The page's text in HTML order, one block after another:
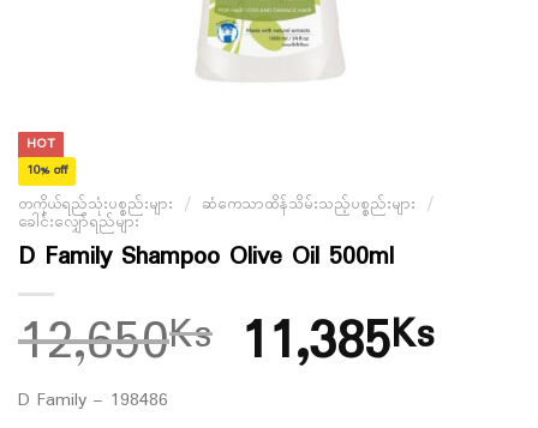
HOT
10% off
တကိုယ်ရည်သုံးပစ္စည်းများ / ဆံကေသာထိန်သိမ်းသည့်ပစ္စည်းများ /
ခေါင်းလျှော်ရည်များ
D Family Shampoo Olive Oil 500ml
12,650Ks 11,385Ks
D Family – 198486